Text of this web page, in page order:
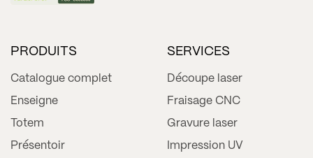
PRODUITS
Catalogue complet
Enseigne
Totem
Présentoir
SERVICES
Découpe laser
Fraisage CNC
Gravure laser
Impression UV